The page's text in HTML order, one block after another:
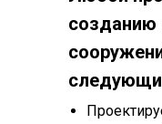
созданию